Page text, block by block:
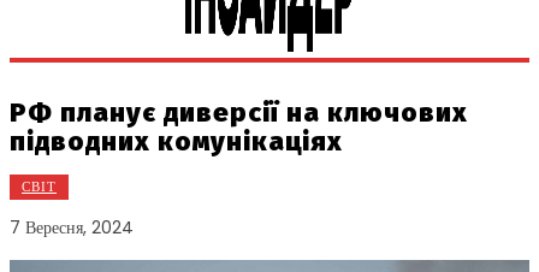
РФ планує диверсії на ключових
підводних комунікаціях
СВІТ
7 Вересня, 2024